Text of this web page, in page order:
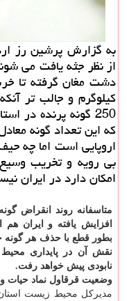
به گزارش پرشین رز
كیلوگرم و جالب تر
250 گونه پرنده
كه این تعداد گونه
اروپایی است اما چه
بی رویه و تخریب
امكان دارد در ایران
متاسفانه روند انقراض
افزایش یافته و ایران
بطور قطع با حذف هر
نقش آن در پایداری
نابودی پیش خواهد رفت.
وضعیت قرقاول نماد حیات
مدیرکل محیط زیست